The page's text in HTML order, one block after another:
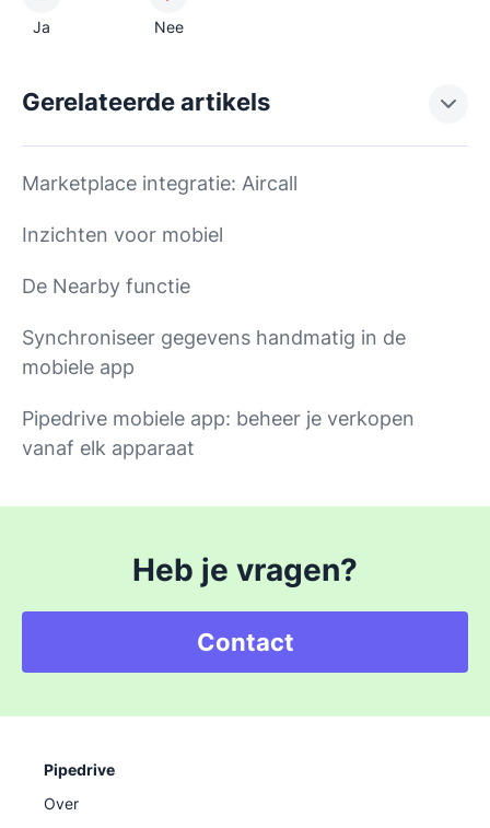
Ja Nee
Gerelateerde artikels
Marketplace integratie: Aircall
Inzichten voor mobiel
De Nearby functie
Synchroniseer gegevens handmatig in de
mobiele app
Pipedrive mobiele app: beheer je verkopen
vanaf elk apparaat
Heb je vragen?
Contact
Pipedrive
Over